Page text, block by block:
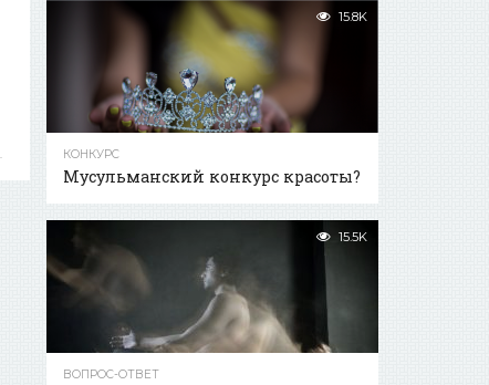
15.8K
КОНКУРС
Мусульманский конкурс красоты?
15.5K
ВОПРОС-ОТВЕТ